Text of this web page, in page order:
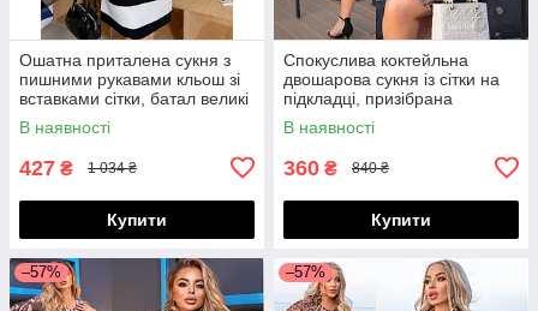
Ошатна приталена сукня з
пишними рукавами кльош зі
вставками сітки, батал великі
розміри
В наявності
427 ₴ 1 034 ₴
Купити
Спокуслива коктейльна
двошарова сукня із сітки на
підкладці, призібрана
спереду, норма і батал великі
розміри
В наявності
360 ₴ 840 ₴
Купити
–57% –57%